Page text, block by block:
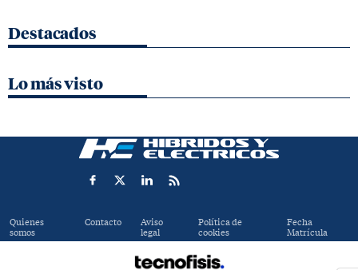
Destacados
Lo más visto
Quienes
somos
Contacto Aviso
legal
Política de
cookies
Fecha
Matrícula